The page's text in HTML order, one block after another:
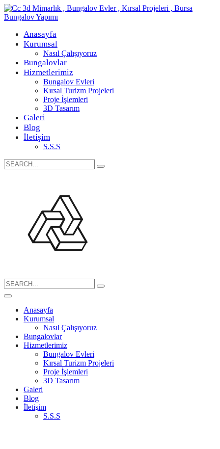
Anasayfa
Kurumsal
Nasıl Çalışıyoruz
Bungalovlar
Hizmetlerimiz
Bungalov Evleri
Kırsal Turizm Projeleri
Proje İşlemleri
3D Tasarım
Galeri
Blog
İletişim
S.S.S
Search
for:
Search
for:
Anasayfa
Kurumsal
Nasıl Çalışıyoruz
Bungalovlar
Hizmetlerimiz
Bungalov Evleri
Kırsal Turizm Projeleri
Proje İşlemleri
3D Tasarım
Galeri
Blog
İletişim
S.S.S